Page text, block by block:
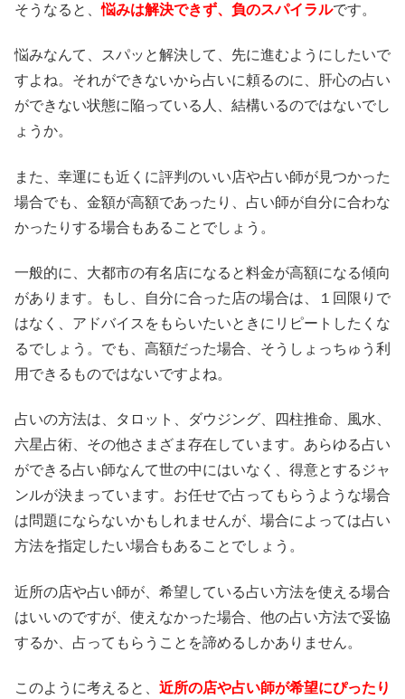
そうなると、悩みは解決できず、負のスパイラルです。
悩みなんて、スパッと解決して、先に進むようにしたいで
すよね。それができないから占いに頼るのに、肝心の占い
ができない状態に陥っている人、結構いるのではないでし
ょうか。
また、幸運にも近くに評判のいい店や占い師が見つかった
場合でも、金額が高額であったり、占い師が自分に合わな
かったりする場合もあることでしょう。
一般的に、大都市の有名店になると料金が高額になる傾向
があります。もし、自分に合った店の場合は、１回限りで
はなく、アドバイスをもらいたいときにリピートしたくな
るでしょう。でも、高額だった場合、そうしょっちゅう利
用できるものではないですよね。
占いの方法は、タロット、ダウジング、四柱推命、風水、
六星占術、その他さまざま存在しています。あらゆる占い
ができる占い師なんて世の中にはいなく、得意とするジャ
ンルが決まっています。お任せで占ってもらうような場合
は問題にならないかもしれませんが、場合によっては占い
方法を指定したい場合もあることでしょう。
近所の店や占い師が、希望している占い方法を使える場合
はいいのですが、使えなかった場合、他の占い方法で妥協
するか、占ってもらうことを諦めるしかありません。
このように考えると、 近所の店や占い師が希望にぴったり